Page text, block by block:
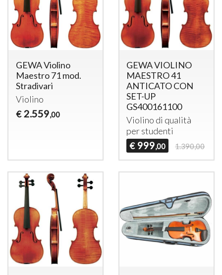
GEWA Violino
Maestro 71 mod.
Stradivari
Violino
€ 2.559,00
GEWA VIOLINO
MAESTRO 41
ANTICATO CON
SET-UP
GS400161100
Violino di qualità
per studenti
€ 999,00 1.390,00